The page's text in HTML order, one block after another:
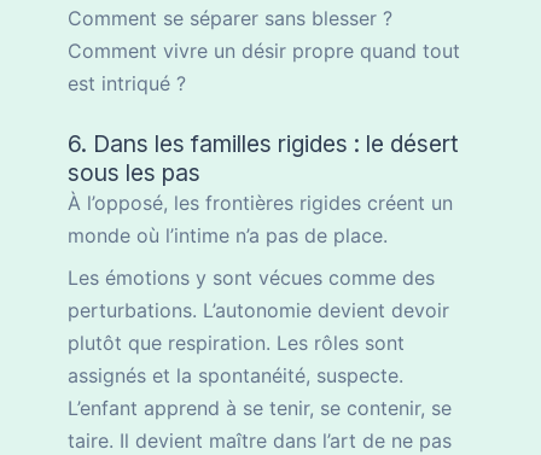
Comment se séparer sans blesser ?
Comment vivre un désir propre quand tout
est intriqué ?
6. Dans les familles rigides : le désert
sous les pas
À l’opposé, les frontières rigides créent un
monde où l’intime n’a pas de place.
Les émotions y sont vécues comme des
perturbations. L’autonomie devient devoir
plutôt que respiration. Les rôles sont
assignés et la spontanéité, suspecte.
L’enfant apprend à se tenir, se contenir, se
taire. Il devient maître dans l’art de ne pas